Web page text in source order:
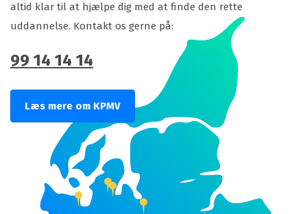
altid klar til at hjælpe dig med at finde den rette
uddannelse. Kontakt os gerne på:
99 14 14 14
Læs mere om KPMV